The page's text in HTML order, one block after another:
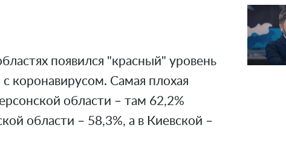
появился "красный" уровень
коронавирусом. Самая плохая
области – там 62,2%
области – 58,3%, а в Киевской –